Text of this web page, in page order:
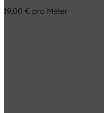
19,00 € pro Meter